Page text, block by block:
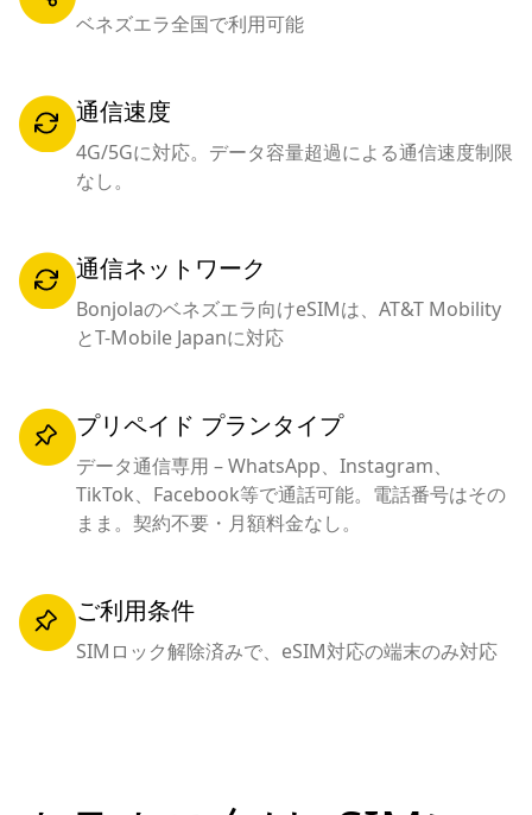
ベネズエラ全国で利用可能
通信速度
4G/5Gに対応。データ容量超過による通信速度制限
なし。
通信ネットワーク
Bonjolaのベネズエラ向けeSIMは、AT&T Mobility
とT-Mobile Japanに対応
プリペイド プランタイプ
データ通信専用 – WhatsApp、Instagram、
TikTok、Facebook等で通話可能。電話番号はその
まま。契約不要・月額料金なし。
ご利用条件
SIMロック解除済みで、eSIM対応の端末のみ対応